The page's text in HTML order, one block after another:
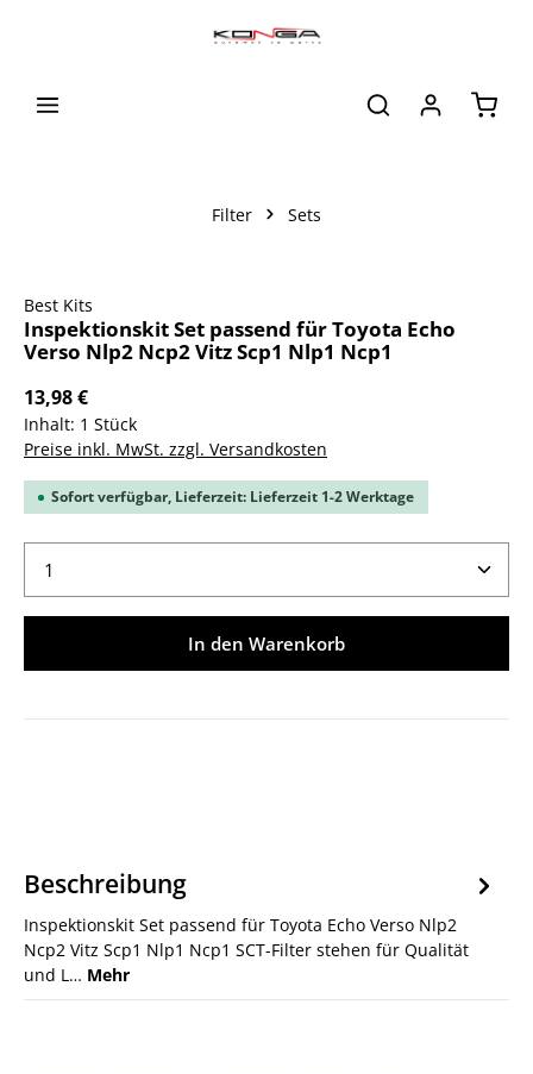
Filter Sets
Best Kits
Inspektionskit Set passend für Toyota Echo
Verso Nlp2 Ncp2 Vitz Scp1 Nlp1 Ncp1
13,98 €
Inhalt: 1 Stück
Preise inkl. MwSt. zzgl. Versandkosten
Sofort verfügbar, Lieferzeit: Lieferzeit 1-2 Werktage
Produkt Anzahl: Gib den gewünschten Wert ein
In den Warenkorb
Beschreibung
Inspektionskit Set passend für Toyota Echo Verso Nlp2
Ncp2 Vitz Scp1 Nlp1 Ncp1 SCT-Filter stehen für Qualität
und L… Mehr